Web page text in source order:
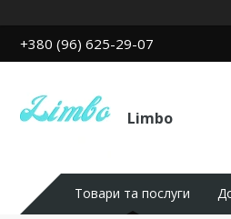
+380 (96) 625-29-07
Limbo
Товари та послуги